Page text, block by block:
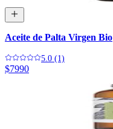
Aceite de Palta Virgen Bio
5.0 (1)
$7990